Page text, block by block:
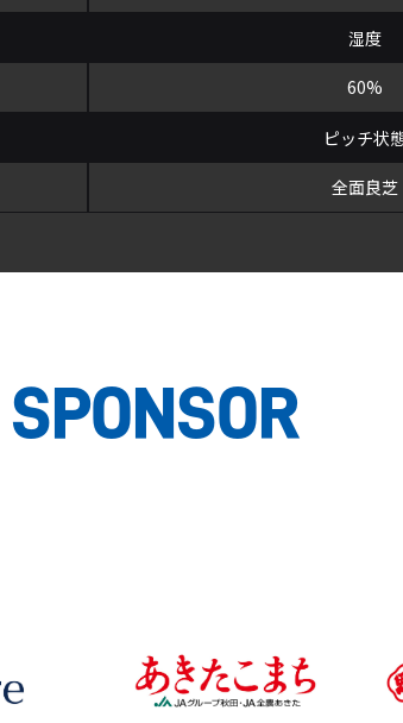
湿度
60%
ピッチ状
全面良芝